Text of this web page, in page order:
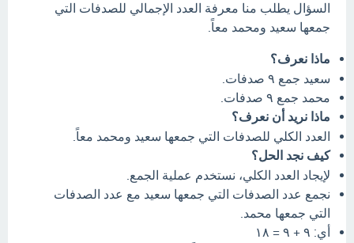
السؤال يطلب منا معرفة العدد الإجمالي للصدفات التي
جمعها سعيد ومحمد معاً.
ماذا نعرف؟
سعيد جمع ٩ صدفات.
محمد جمع ٩ صدفات.
ماذا نريد أن نعرف؟
العدد الكلي للصدفات التي جمعها سعيد ومحمد معاً.
كيف نجد الحل؟
لإيجاد العدد الكلي، نستخدم عملية الجمع.
نجمع عدد الصدفات التي جمعها سعيد مع عدد الصدفات
التي جمعها محمد.
أي: ٩ + ٩ = ١٨